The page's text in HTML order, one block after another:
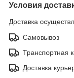
Условия
Доставка
Самовывоз
Транспортная
Доставка